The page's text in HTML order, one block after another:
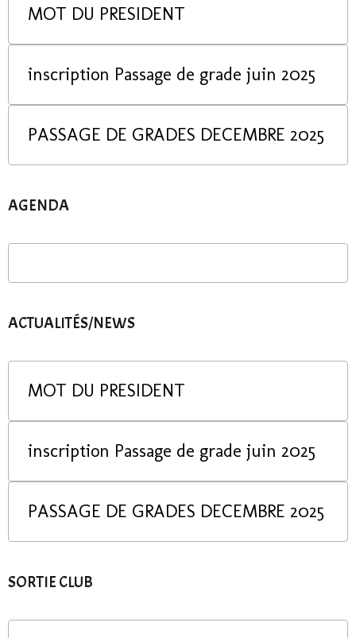
MOT DU PRESIDENT
inscription Passage de grade juin 2025
PASSAGE DE GRADES DECEMBRE 2025
AGENDA
ACTUALITÉS/NEWS
MOT DU PRESIDENT
inscription Passage de grade juin 2025
PASSAGE DE GRADES DECEMBRE 2025
SORTIE CLUB